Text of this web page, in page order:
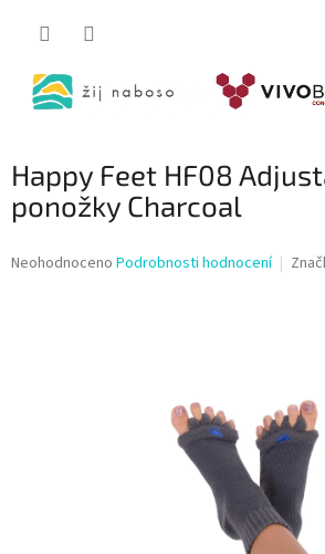
Happy Feet HF08
ponožky Charcoal
Průměrné
Neohodnoceno Podrobnosti hodnocení